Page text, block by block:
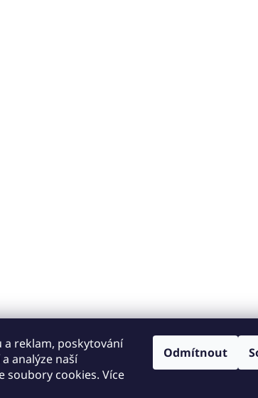
a reklam, poskytování
analýze naší
soubory cookies. Více
Odmítnout